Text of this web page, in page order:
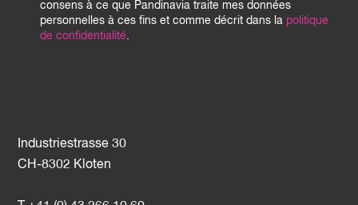
Industriestrasse 30
CH-8302 Kloten
consens à ce que Pandinavia traite mes données
personnelles à ces fins et comme décrit dans la politique
de confidentialité.